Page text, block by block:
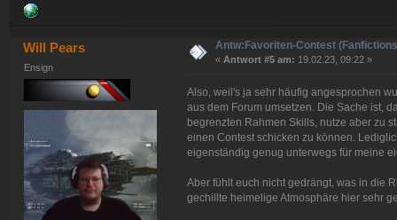
Will Pears
Ensign
Antw:Favoriten-Contest
« Antwort #5 am: 19.02.23, 09:22 »
Also, weil's ja sehr häufig angesprochen
aus dem Forum umsetzen. Die Sache ist,
begrenzten Rahmen Skills, nutze aber zu
einen Contest schicken zu können.
eigenständig genug unterwegs für meine
Aber fühlt euch nicht gedrängt, was in die
gechillte heimelige Atmosphäre hier sehr